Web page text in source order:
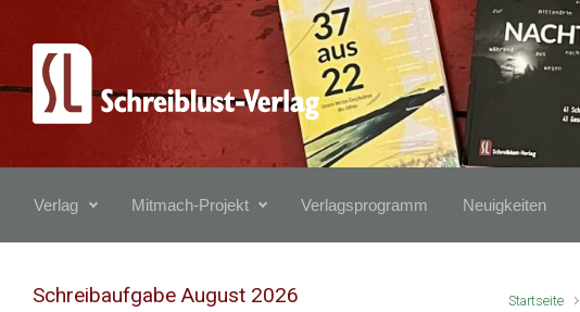
Zum Hauptinhalt springen
Verlag Mitmach-Projekt Verlagsprogramm Neuigkeiten
Startseite
Schreibaufgabe August 2026